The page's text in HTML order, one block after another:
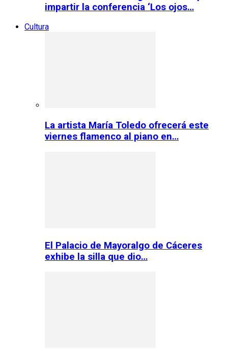
impartir la conferencia ‘Los ojos…
Cultura
La artista María Toledo ofrecerá este
viernes flamenco al piano en…
El Palacio de Mayoralgo de Cáceres
exhibe la silla que dio…